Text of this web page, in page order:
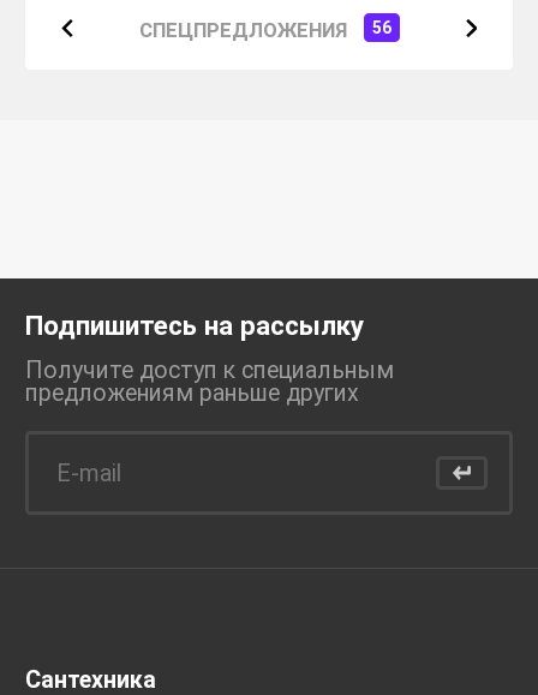
СПЕЦПРЕДЛОЖЕНИЯ 56
Подпишитесь на рассылку
Получите доступ к специальным
предложениям раньше других
Сантехника